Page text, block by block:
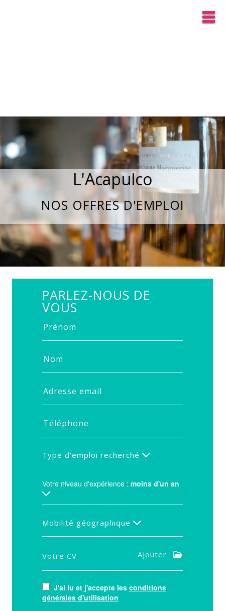
L'Acapulco
NOS OFFRES D'EMPLOI
PARLEZ-NOUS DE
VOUS
Type d'emploi recherché
Votre niveau d'expérience : moins d'un an
Mobilité géographique
Votre CV Ajouter
J'ai lu et j'accepte les conditions
générales d'utilisation